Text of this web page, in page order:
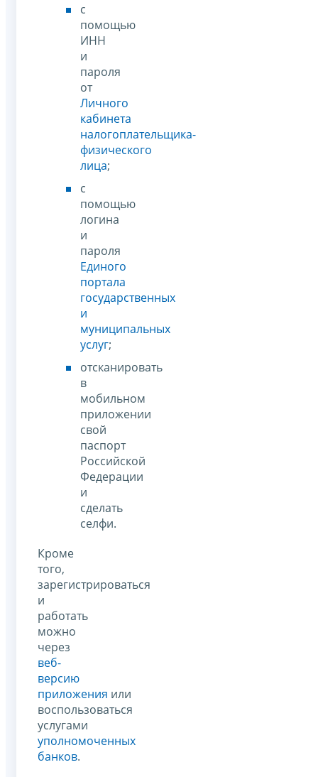
с
помощью
ИНН
и
пароля
от
Личного
кабинета
налогоплательщика-
физического
лица;
с
помощью
логина
и
пароля
Единого
портала
государственных
и
муниципальных
услуг;
отсканировать
в
мобильном
приложении
свой
паспорт
Российской
Федерации
и
сделать
селфи.
Кроме
того,
зарегистрироваться
и
работать
можно
через
веб-
версию
приложения или
воспользоваться
услугами
уполномоченных
банков.